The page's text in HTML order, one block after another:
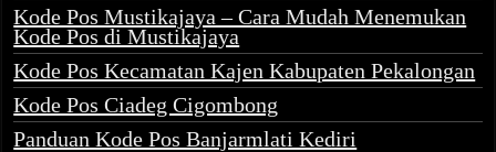
Kode Pos Mustikajaya – Cara Mudah Menemukan
Kode Pos di Mustikajaya
Kode Pos Kecamatan Kajen Kabupaten Pekalongan
Kode Pos Ciadeg Cigombong
Panduan Kode Pos Banjarmlati Kediri